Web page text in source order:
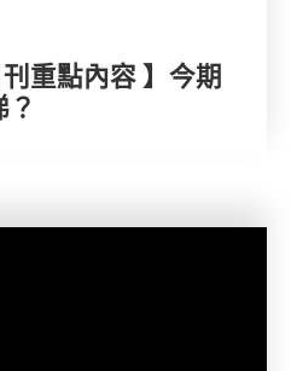
刊重點內容 】今期